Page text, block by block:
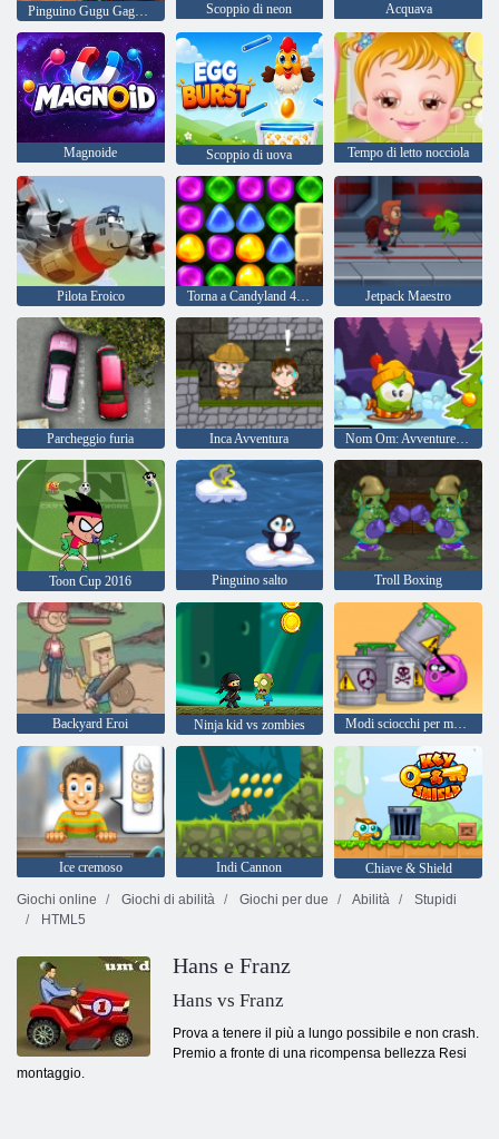
Scoppio di neon Acquava
Magnoide Scoppio di uova Tempo di letto nocciola
Pilota Eroico Torna a Candyland 4: Lollipop Garden Jetpack Maestro
Parcheggio furia Inca Avventura
Toon Cup 2016 Pinguino salto Troll Boxing
Backyard Eroi Ninja kid vs zombies Modi sciocchi per morire 2
Ice cremoso Indi Cannon
Chiave & Shield
Giochi online
Giochi di abilità Giochi per due Abilità
Stupidi
HTML5
Hans e Franz
Hans vs Franz
Prova a tenere il più a lungo possibile e non crash.
Premio a fronte di una ricompensa bellezza Resi
montaggio.